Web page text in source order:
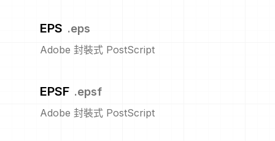
EPS .eps
Adobe 封裝式 PostScript
EPSF .epsf
Adobe 封裝式 PostScript